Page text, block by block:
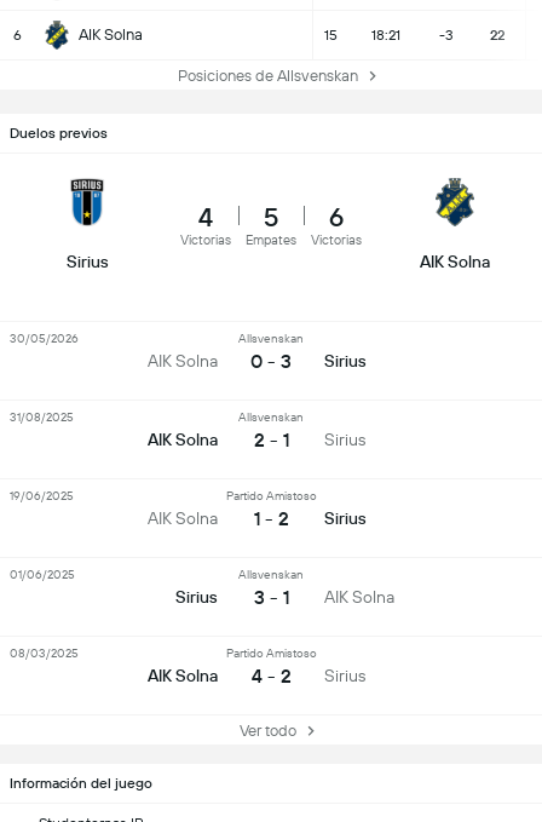
6 AIK Solna 15 18:21 -3 22
Posiciones de Allsvenskan
Información del juego
Duelos previos
Sirius
4
Victorias
5
Empates
6
Victorias
AIK Solna
AIK Solna
Allsvenskan
0 - 3 Sirius
30/05/2026
AIK Solna
Allsvenskan
2 - 1 Sirius
31/08/2025
AIK Solna
Partido Amistoso
1 - 2 Sirius
19/06/2025
Sirius
Allsvenskan
3 - 1 AIK Solna
01/06/2025
AIK Solna
Partido Amistoso
4 - 2 Sirius
08/03/2025
Ver todo